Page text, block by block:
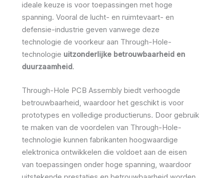
ideale keuze is voor toepassingen met hoge
spanning. Vooral de lucht- en ruimtevaart- en
defensie-industrie geven vanwege deze
technologie de voorkeur aan Through-Hole-
technologie uitzonderlijke betrouwbaarheid en
duurzaamheid.
Through-Hole PCB Assembly biedt verhoogde
betrouwbaarheid, waardoor het geschikt is voor
prototypes en volledige productieruns. Door gebruik
te maken van de voordelen van Through-Hole-
technologie kunnen fabrikanten hoogwaardige
elektronica ontwikkelen die voldoet aan de eisen
van toepassingen onder hoge spanning, waardoor